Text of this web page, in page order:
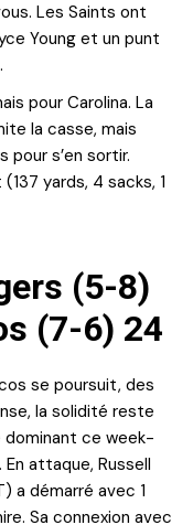
Les Saints ont
Young et un punt
pour Carolina. La
la casse, mais
pour s’en sortir.
yards, 4 sacks, 1
(5-8)
(7-6) 24
se poursuit, des
la solidité reste
ce week-
attaque, Russell
a démarré avec 1
Sa connexion avec